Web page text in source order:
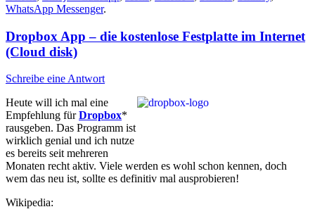
WhatsApp Messenger.
Dropbox App – die kostenlose Festplatte im Internet
(Cloud disk)
Schreibe eine Antwort
Heute will ich mal eine
Empfehlung fürDropbox*
rausgeben. Das Programm ist
wirklich genial und ich nutze
es bereits seit mehreren
Monaten recht aktiv. Viele werden es wohl schon kennen, doch
wem das neu ist, sollte es definitiv mal ausprobieren!
Wikipedia: